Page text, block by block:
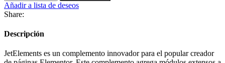
Añadir a lista de deseos
Share:
Descripción
JetElements es un complemento innovador para el popular creador